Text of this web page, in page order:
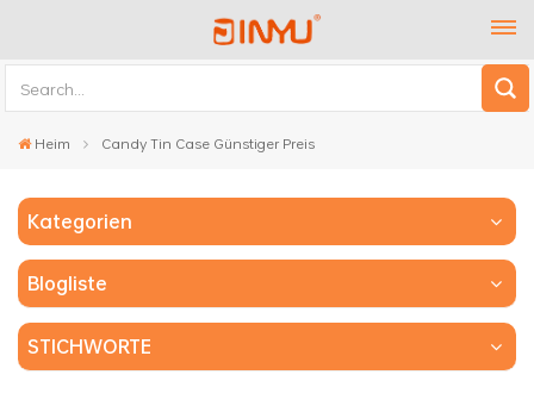
Heim Candy Tin Case Günstiger Preis
Kategorien
Blogliste
STICHWORTE